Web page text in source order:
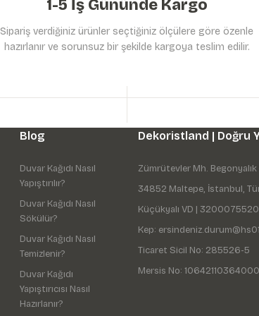
Gönder
1-5 İş Gününde Kargo
Sipariş verdiğiniz ürünler seçtiğiniz ölçülere göre özenle
hazırlanır ve sorunsuz bir şekilde kargoya teslim edilir.
Blog
Duvar Kağıdı Nasıl
Yapıştırılır?
Duvar Kağıdı Nasıl
Sökülür?
Duvar Kağıdı Nasıl
Temizlenir?
Duvar Kağıdı
Yapıştırıcısı Nasıl
Hazırlanır?
Dekoristland | Doğru
Zümrütevler Mh.
34852 Maltepe, İstanbul,
Küçükyalı VD | 3200075520
Kep:
Ticaret Sicil No: 285526-5
Mersis No: